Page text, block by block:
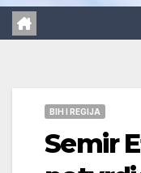
BIH I REGIJA
Semir